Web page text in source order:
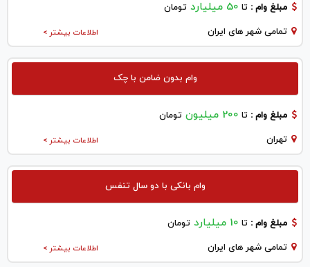
مبلغ وام : تا 50 میلیارد تومان
اطلاعات بیشتر > تمامی شهر های ایران
وام بدون ضامن با چک
مبلغ وام : تا 200 میلیون تومان
اطلاعات بیشتر > تهران
وام بانکی با دو سال تنفس
مبلغ وام : تا 10 میلیارد تومان
اطلاعات بیشتر > تمامی شهر های ایران